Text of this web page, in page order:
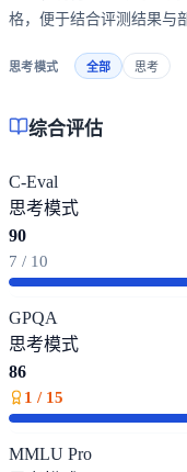
格，便于结合评测结果与
思考模式 全部 思考
综合评估
C-Eval
思考模式
90
7 / 10
GPQA
思考模式
86
1 / 15
MMLU Pro